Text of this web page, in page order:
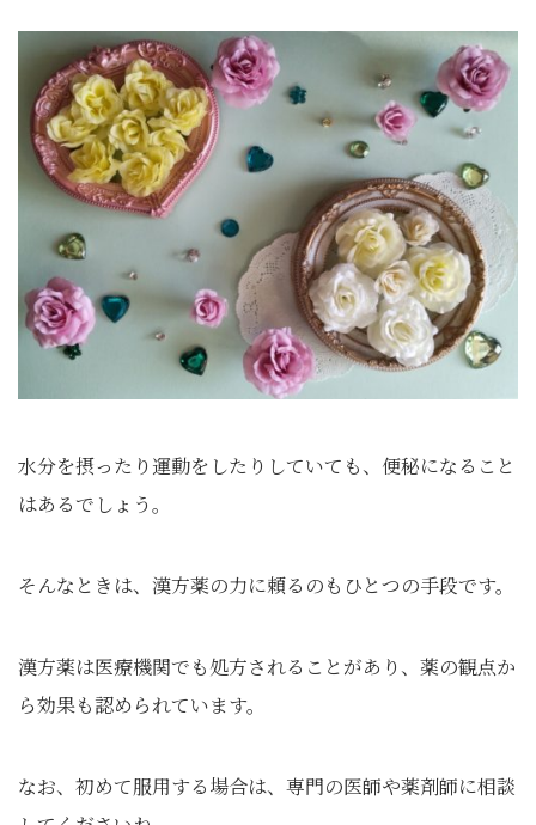
水分を摂ったり運動をしたりしていても、便秘になること
はあるでしょう。
そんなときは、漢方薬の力に頼るのもひとつの手段です。
漢方薬は医療機関でも処方されることがあり、薬の観点か
ら効果も認められています。
なお、初めて服用する場合は、専門の医師や薬剤師に相談